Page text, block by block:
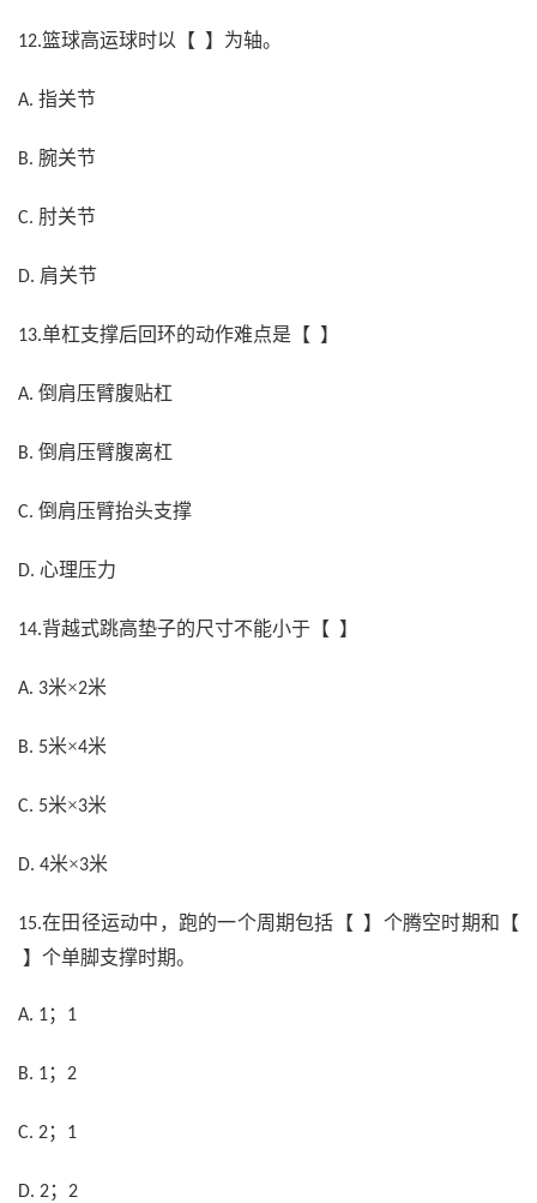
12.篮球高运球时以【 】为轴。
A. 指关节
B. 腕关节
C. 肘关节
D. 肩关节
13.单杠支撑后回环的动作难点是【 】
A. 倒肩压臂腹贴杠
B. 倒肩压臂腹离杠
C. 倒肩压臂抬头支撑
D. 心理压力
14.背越式跳高垫子的尺寸不能小于【 】
A. 3米×2米
B. 5米×4米
C. 5米×3米
D. 4米×3米
15.在田径运动中，跑的一个周期包括【 】个腾空时期和【
】个单脚支撑时期。
A. 1； 1
B. 1； 2
C. 2； 1
D. 2； 2